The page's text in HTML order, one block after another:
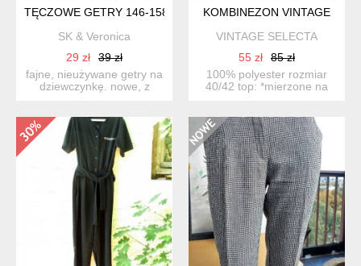
TĘCZOWE GETRY 146-158,
SK & Veronica
29 zł
39 zł
fajne, nieużywane getry na
dziewczynkę. nowe, z
KOMBINEZON VINTAGE
VINTAGE SELECTA
55 zł
85 zł
100% polyester rozmiar
40/42 top: *mierzone na